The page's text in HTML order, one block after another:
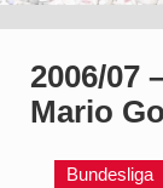
2006/07
Mario
Bundesliga